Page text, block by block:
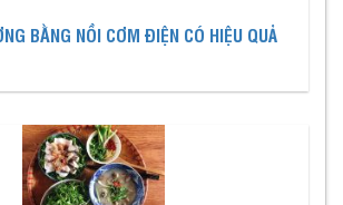
BẰNG NỒI CƠM ĐIỆN CÓ HIỆU QUẢ